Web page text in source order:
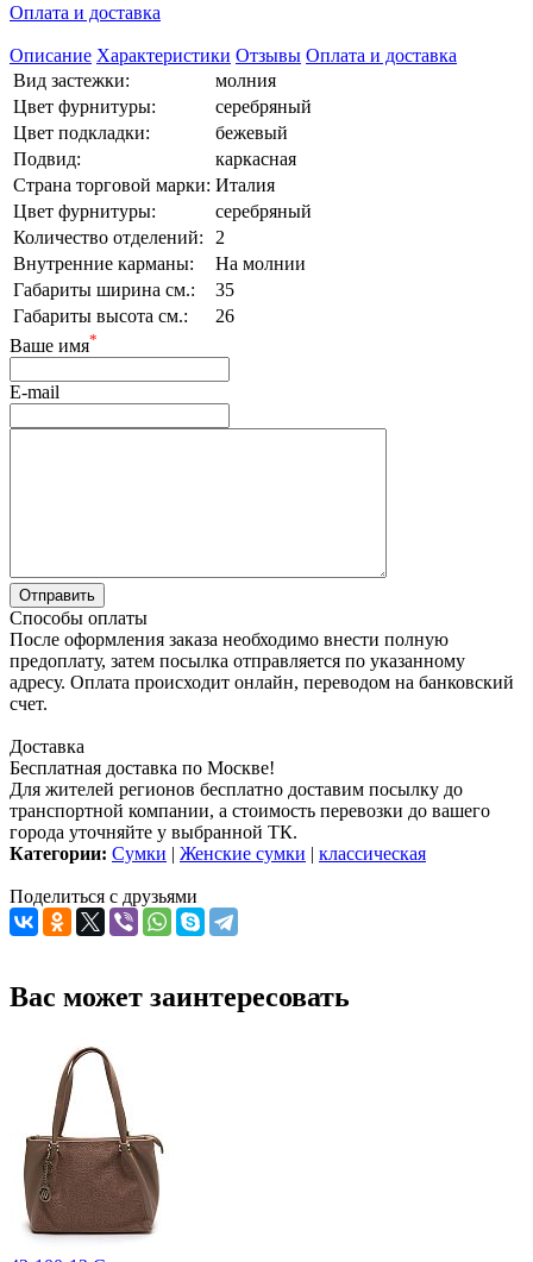
Оплата и доставка
Описание Характеристики Отзывы Оплата и доставка
Вид застежки:
молния
Цвет фурнитуры:
серебряный
Цвет подкладки:
бежевый
Подвид:
каркасная
Страна торговой марки: Италия
Цвет фурнитуры:
серебряный
Количество отделений:
2
Внутренние карманы:
На молнии
Габариты ширина см.:
35
Габариты высота см.:
26
Ваше имя*
E-mail
Способы оплаты
После оформления заказа необходимо внести полную
предоплату, затем посылка отправляется по указанному
адресу. Оплата происходит онлайн, переводом на банковский
счет.
Доставка
Бесплатная доставка по Москве!
Для жителей регионов бесплатно доставим посылку до
транспортной компании, а стоимость перевозки до вашего
города уточняйте у выбранной ТК.
Категории: Сумки | Женские сумки | классическая
Поделиться с друзьями
Вас может заинтересовать